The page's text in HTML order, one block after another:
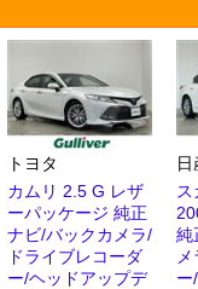
トヨタ
カムリ 2.5 G レザ
ーパッケージ 純正
ナビ/バックカメラ/
ドライブレコーダ
ー/ヘッドアップデ
日
純
ー